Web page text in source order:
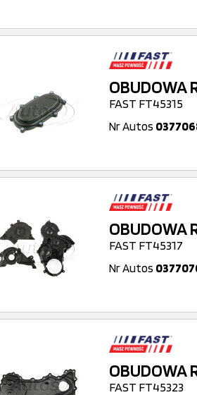
OBUDOWA
FAST FT45315
Nr Autos
OBUDOWA
FAST FT45317
Nr Autos
OBUDOWA
FAST FT45323